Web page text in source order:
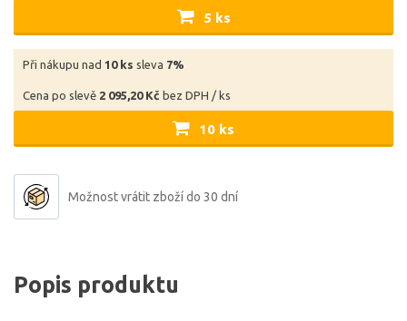
5 ks
Při nákupu nad 10 ks sleva 7%
Cena po slevě 2 095,20 Kč bez DPH / ks
10 ks
Možnost vrátit zboží do 30 dní
Popis produktu